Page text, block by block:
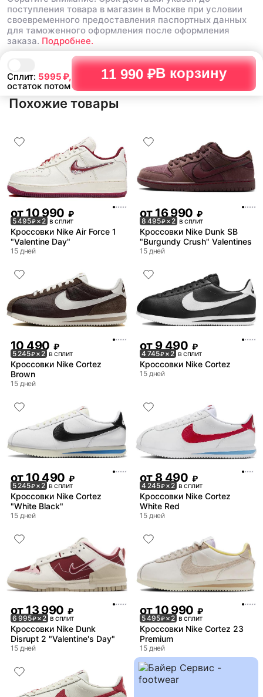
Сплит: 5995₽,
остаток потом
11 990 ₽В корзину
поступления товара в магазин в Москве при условии
своевременного предоставления паспортных данных
для таможенного оформления после оформления
заказа. Подробнее.
Похожие товары
от10 990 ₽
5 495₽× 2 в сплит
Кроссовки Nike Air Force 1
"Valentine Day"
15 дней
от16 990 ₽
8 495₽× 2 в сплит
Кроссовки Nike Dunk SB
"Burgundy Crush" Valentines
15 дней
10 490 ₽
5 245₽× 2 в сплит
Кроссовки Nike Cortez
Brown
15 дней
от 9 490 ₽
4 745₽× 2 в сплит
Кроссовки Nike Cortez
15 дней
от10 490 ₽
5 245₽× 2 в сплит
Кроссовки Nike Cortez
"White Black"
15 дней
от8 490 ₽
4 245₽× 2 в сплит
Кроссовки Nike Cortez
White Red
15 дней
от13 990 ₽
6 995₽× 2 в сплит
Кроссовки Nike Dunk
Disrupt 2 "Valentine's Day"
15 дней
от10 990 ₽
5 495₽× 2 в сплит
Кроссовки Nike Cortez 23
Premium
15 дней